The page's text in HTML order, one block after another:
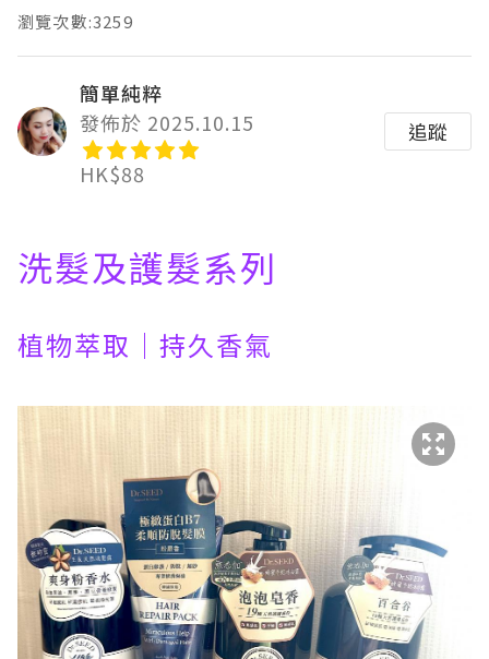
瀏覽次數:3259
簡單純粹
發佈於 2025.10.15
HK$88
追蹤
洗髮及護髮系列
植物萃取｜持久香氣